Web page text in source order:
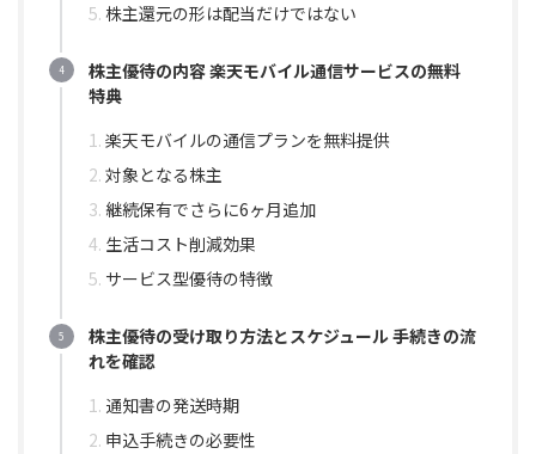
株主還元の形は配当だけではない
株主優待の内容 楽天モバイル通信サービスの無料
特典
楽天モバイルの通信プランを無料提供
対象となる株主
継続保有でさらに6ヶ月追加
生活コスト削減効果
サービス型優待の特徴
株主優待の受け取り方法とスケジュール 手続きの流
れを確認
通知書の発送時期
申込手続きの必要性